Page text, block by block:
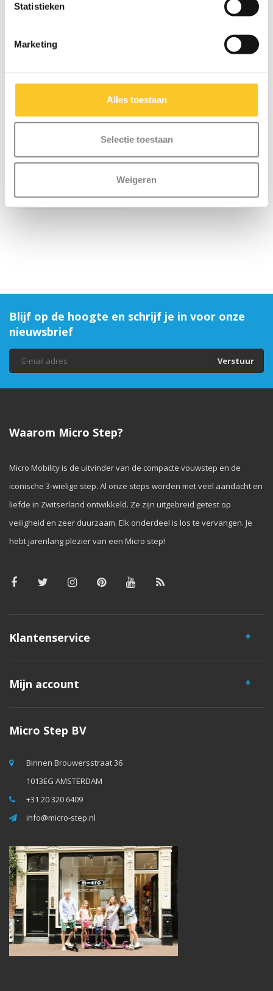
Statistieken
Marketing
Alles toestaan
Selectie toestaan
Weigeren
Micro flessenhouder
€12,95 €7,95
Blijf op de hoogte en schrijf je in voor onze
nieuwsbrief
Verstuur
Waarom Micro Step?
Micro Mobility is de uitvinder van de compacte vouwstep en de
iconische 3-wielige step. Al onze steps worden met veel aandacht en
liefde in Zwitserland ontwikkeld. Ze zijn uitgebreid getest op
veiligheid en zeer duurzaam. Elk onderdeel is los te vervangen. Je
hebt jarenlang plezier van een Micro step!
Klantenservice
Mijn account
Micro Step BV
Binnen Brouwersstraat 36
1013EG AMSTERDAM
+31 20 320 6409
info@micro-step.nl